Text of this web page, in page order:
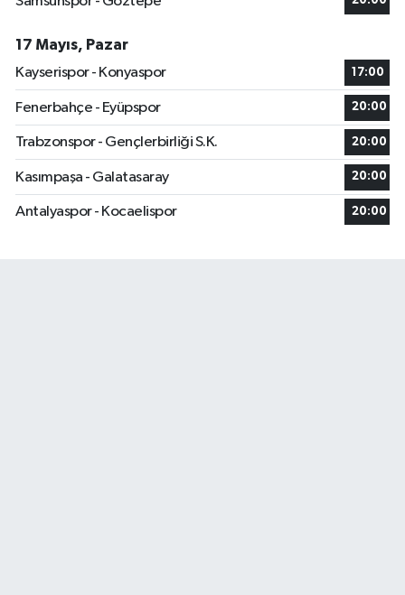
17 Mayıs, Pazar
Kayserispor - Konyaspor
17:00
Fenerbahçe - Eyüpspor 20:00
Trabzonspor - Gençlerbirliği S.K. 20:00
Kasımpaşa - Galatasaray 20:00
Antalyaspor - Kocaelispor 20:00